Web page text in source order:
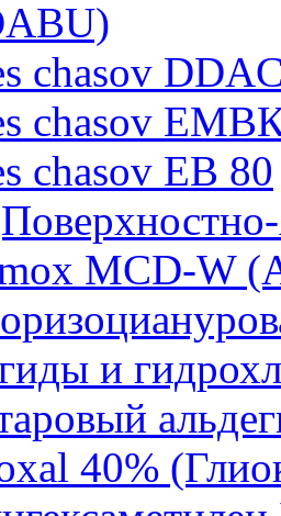
chasov
chasov
chasov ЕВ 80
MCD-W
и
40%